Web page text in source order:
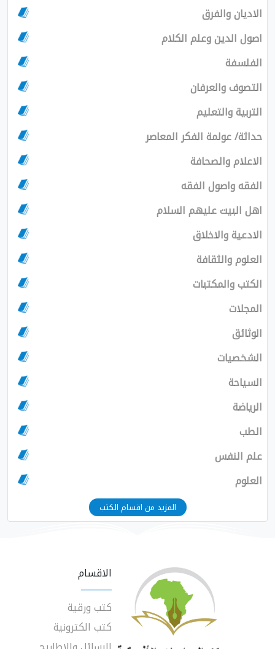
الاديان والفرق
اصول الدين وعلم الكلام
الفلسفة
التصوف والعرفان
التربية والتعليم
حداثة/ عولمة الفكر المعاصر
الاعلام والصحافة
الفقه واصول الفقه
اهل البيت عليهم السلام
الادعية والاخلاق
العلوم والثقافة
الكتب والمكتبات
المجلات
الوثائق
الشخصيات
السياحة
الرياضة
الطب
علم النفس
العلوم
المزيد من اقسام الكتب
الاقسام
كتب ورقية
كتب الكترونية